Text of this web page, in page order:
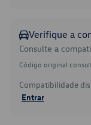
Verifique a
Consulte a
Código original
Compatibilidade
Entrar